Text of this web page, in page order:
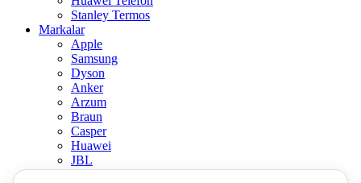
Stanley Termos
Markalar
Apple
Samsung
Dyson
Anker
Arzum
Braun
Casper
Huawei
JBL
Lenovo